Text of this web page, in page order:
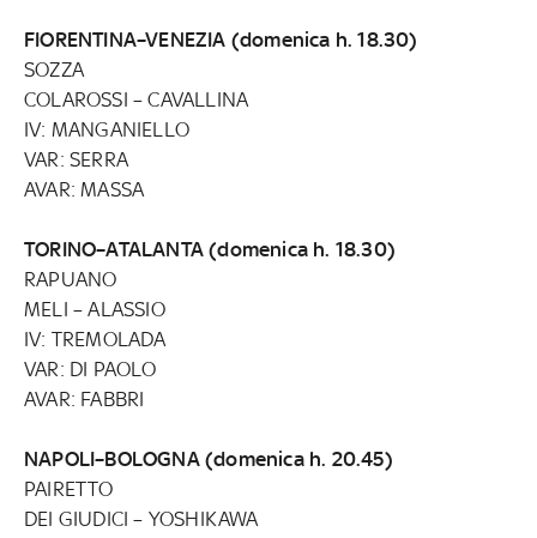
FIORENTINA–VENEZIA (domenica h. 18.30)
SOZZA
COLAROSSI – CAVALLINA
IV: MANGANIELLO
VAR: SERRA
AVAR: MASSA
TORINO–ATALANTA (domenica h. 18.30)
RAPUANO
MELI – ALASSIO
IV: TREMOLADA
VAR: DI PAOLO
AVAR: FABBRI
NAPOLI–BOLOGNA (domenica h. 20.45)
PAIRETTO
DEI GIUDICI – YOSHIKAWA